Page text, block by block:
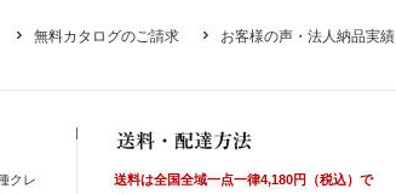
無料カタログのご請求 お客様の声・法人納品実績
クレ
送料は全国全域一点一律4,180円（税込）で